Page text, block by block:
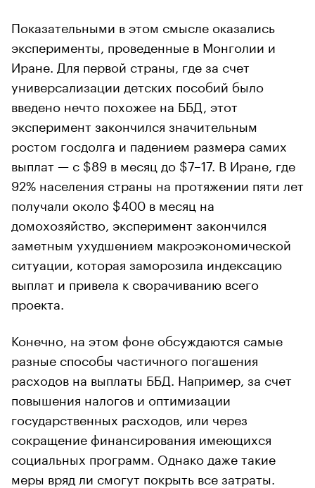
Показательными в этом смысле оказались
эксперименты, проведенные в Монголии и
Иране. Для первой страны, где за счет
универсализации детских пособий было
введено нечто похожее на ББД, этот
эксперимент закончился значительным
ростом госдолга и падением размера самих
выплат — с $89 в месяц до $7–17. В Иране, где
92% населения страны на протяжении пяти лет
получали около $400 в месяц на
домохозяйство, эксперимент закончился
заметным ухудшением макроэкономической
ситуации, которая заморозила индексацию
выплат и привела к сворачиванию всего
проекта.
Конечно, на этом фоне обсуждаются самые
разные способы частичного погашения
расходов на выплаты ББД. Например, за счет
повышения налогов и оптимизации
государственных расходов, или через
сокращение финансирования имеющихся
социальных программ. Однако даже такие
меры вряд ли смогут покрыть все затраты.